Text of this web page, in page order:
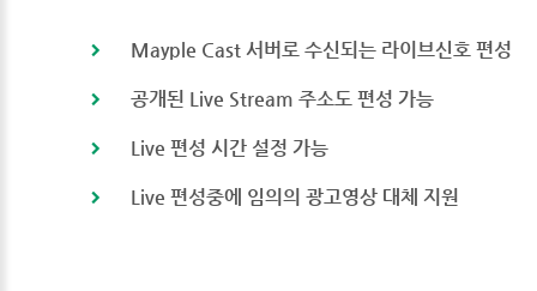
Mayple Cast 서버로 수신되는 라이브신호 편성
공개된 Live Stream 주소도 편성 가능
Live 편성 시간 설정 가능
Live 편성중에 임의의 광고영상 대체 지원